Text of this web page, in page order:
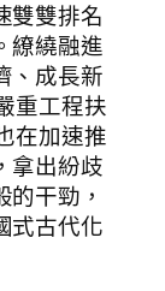
雙雙排名
繚繞融進
、成長新
重工程扶
在加速推
拿出紛歧
干勁，
式古代化